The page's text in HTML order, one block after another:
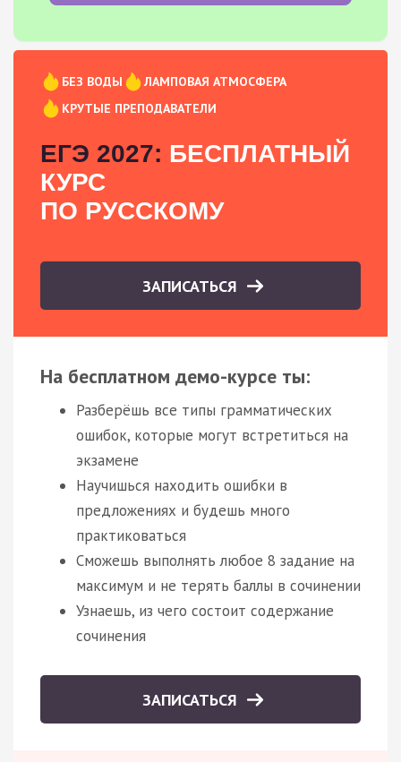
БЕЗ ВОДЫ
ЛАМПОВАЯ АТМОСФЕРА
КРУТЫЕ ПРЕПОДАВАТЕЛИ
ЕГЭ 2027: БЕСПЛАТНЫЙ
КУРС
ПО РУССКОМУ
ЗАПИСАТЬСЯ
На бесплатном демо-курсе ты:
Разберёшь все типы грамматических
ошибок, которые могут встретиться на
экзамене
Научишься находить ошибки в
предложениях и будешь много
практиковаться
Сможешь выполнять любое 8 задание на
максимум и не терять баллы в сочинении
Узнаешь, из чего состоит содержание
сочинения
ЗАПИСАТЬСЯ